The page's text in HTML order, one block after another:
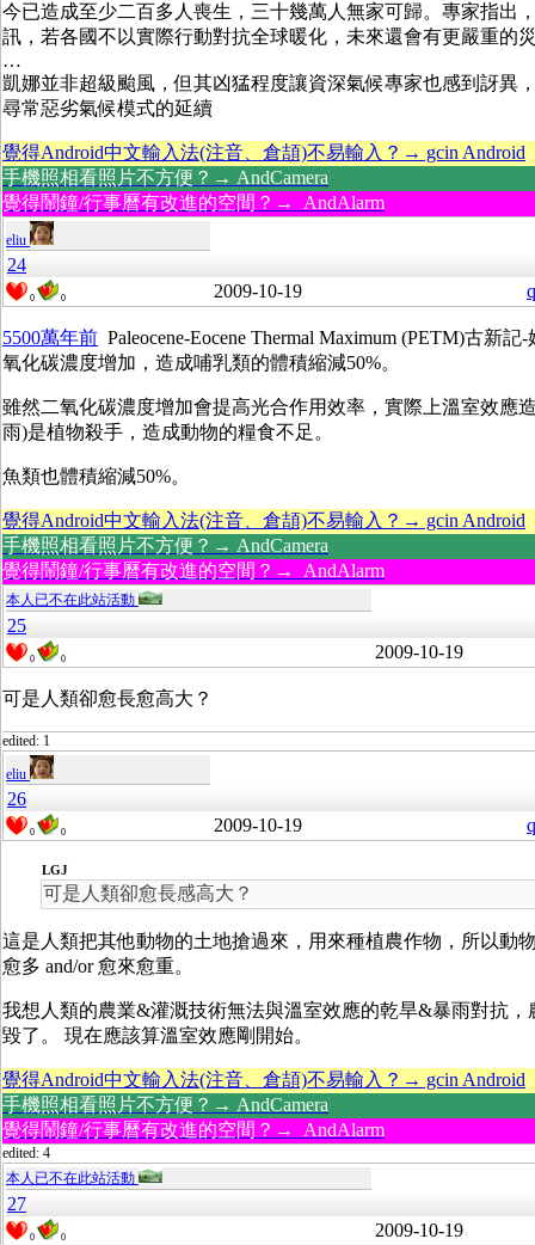
今已造成至少二百多人喪生，三十幾萬人無家可歸。專家指出
訊，若各國不以實際行動對抗全球暖化，未來還會有更嚴重的
…
凱娜並非超級颱風，但其凶猛程度讓資深氣候專家也感到訝異
尋常惡劣氣候模式的延續
覺得Android中文輸入法(注音、倉頡)不易輸入？→ gcin Android
手機照相看照片不方便？→ AndCamera
覺得鬧鐘/行事曆有改進的空間？→ AndAlarm
eliu
24
0 0 2009-10-19
5500萬年前 Paleocene-Eocene Thermal Maximum (PETM)古新
氧化碳濃度增加，造成哺乳類的體積縮減50%。
雖然二氧化碳濃度增加會提高光合作用效率，實際上溫室效應
雨)是植物殺手，造成動物的糧食不足。
魚類也體積縮減50%。
覺得Android中文輸入法(注音、倉頡)不易輸入？→ gcin Android
手機照相看照片不方便？→ AndCamera
覺得鬧鐘/行事曆有改進的空間？→ AndAlarm
本人已不在此站活動
25
0 0 2009-10-19
可是人類卻愈長愈高大？
edited: 1
eliu
26
0 0 2009-10-19
LGJ
可是人類卻愈長感高大？
這是人類把其他動物的土地搶過來，用來種植農作物，所以動
愈多 and/or 愈來愈重。
我想人類的農業&灌溉技術無法與溫室效應的乾旱&暴雨對抗，
毀了。 現在應該算溫室效應剛開始。
覺得Android中文輸入法(注音、倉頡)不易輸入？→ gcin Android
手機照相看照片不方便？→ AndCamera
覺得鬧鐘/行事曆有改進的空間？→ AndAlarm
edited: 4
本人已不在此站活動
27
0 0 2009-10-19